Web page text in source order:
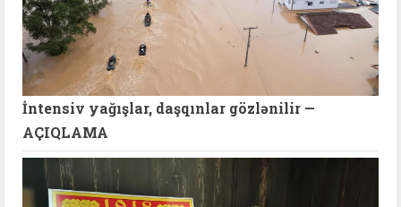
İntensiv yağışlar, daşqınlar gözlənilir —
AÇIQLAMA